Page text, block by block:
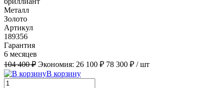
Металл
Золото
Артикул
189356
Гарантия
6 месяцев
104 400 ₽ Экономия: 26 100 ₽ 78 300 ₽ / шт
В корзину